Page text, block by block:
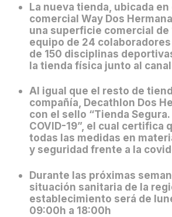
La nueva tienda, ubicada
comercial Way Dos
una superficie comercial de
equipo de 24
de 150 disciplinas
la tienda física junto al
Al igual que el resto de
compañía, Decathlon Dos
con el sello “Tienda
COVID-19”, el cual certifica
todas las medidas en
y seguridad frente a la
Durante las próximas
situación sanitaria de la
establecimiento será de
09:00h a 18:00h